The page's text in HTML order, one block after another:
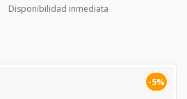
Disponibilidad inmediata
-5%